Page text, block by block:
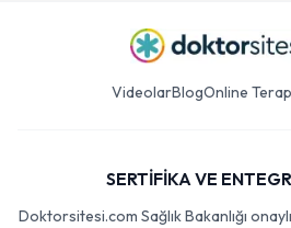
VideolarBlogOnline
SERTİFİKA VE
Doktorsitesi.com Sağlık Bakanlığı